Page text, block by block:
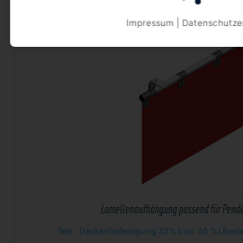
Lamellenaufhängung passend für
fest · Deckenbefestigung 33% bzw. 66 %
Impressum